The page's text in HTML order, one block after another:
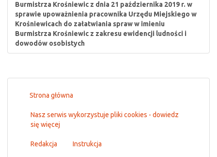
Burmistrza Krośniewic z dnia 21 października 2019 r. w
sprawie upoważnienia pracownika Urzędu Miejskiego w
Krośniewicach do załatwiania spraw w imieniu
Burmistrza Krośniewic z zakresu ewidencji ludności i
dowodów osobistych
Strona główna
Nasz serwis wykorzystuje pliki cookies - dowiedz
się więcej
Redakcja Instrukcja